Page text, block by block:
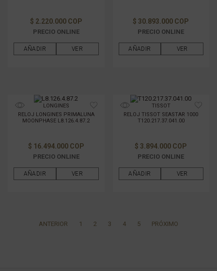
$ 2.220.000 COP
PRECIO ONLINE
AÑADIR VER
$ 30.893.000 COP
PRECIO ONLINE
AÑADIR VER
LONGINES
RELOJ LONGINES PRIMALUNA
MOONPHASE L8.126.4.87.2
$ 16.494.000 COP
PRECIO ONLINE
AÑADIR VER
TISSOT
RELOJ TISSOT SEASTAR 1000
T120.217.37.041.00
$ 3.894.000 COP
PRECIO ONLINE
AÑADIR VER
ANTERIOR 1 2 3 4 5 PRÓXIMO